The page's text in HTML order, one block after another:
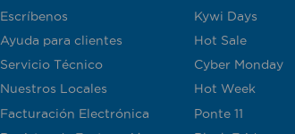
Escríbenos
Ayuda para clientes
Servicio Técnico
Nuestros Locales
Facturación Electrónica
Kywi Days
Hot Sale
Cyber Monday
Hot Week
Ponte 11